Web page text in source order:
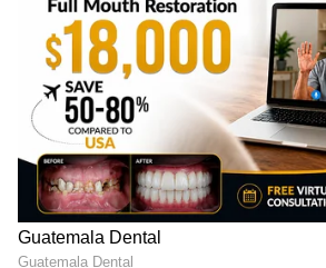
3
7